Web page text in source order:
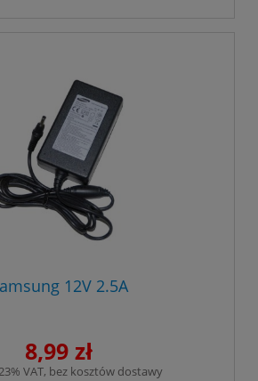
12V 2.5A
8,99 zł
VAT, bez kosztów dostawy